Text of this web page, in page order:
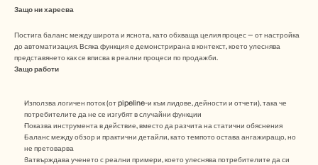
Защо ни харесва
Постига баланс между широта и яснота, като обхваща целия процес — от настройка
до автоматизация. Всяка функция е демонстрирана в контекст, което улеснява
представянето как се вписва в реални процеси по продажби.
Защо работи
Използва логичен поток (от pipeline-и към лидове, дейности и отчети), така че
потребителите да не се изгубят в случайни функции
Показва инструмента в действие, вместо да разчита на статични обяснения
Баланс между обзор и практични детайли, като темпото остава ангажиращо, но
не претоварва
Затвърждава ученето с реални примери, което улеснява потребителите да си